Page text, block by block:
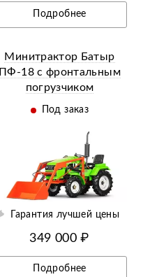
Подробнее
Минитрактор Батыр
ПФ-18 с фронтальным
погрузчиком
Под заказ
Гарантия лучшей цены
349 000 ₽
Подробнее